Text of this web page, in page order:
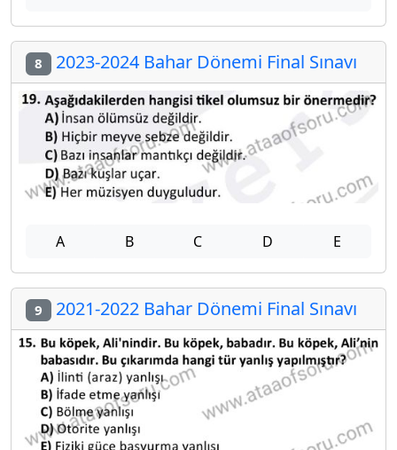
8 2023-2024 Bahar Dönemi Final Sınavı
A B C D E
9 2021-2022 Bahar Dönemi Final Sınavı